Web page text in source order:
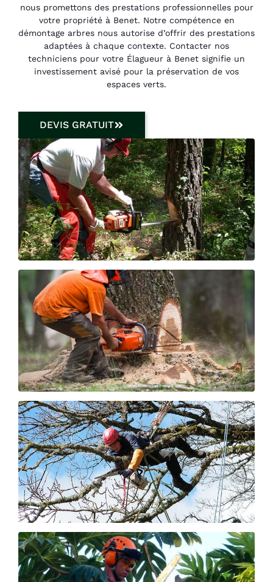
nous promettons des prestations professionnelles pour
votre propriété à Benet. Notre compétence en
démontage arbres nous autorise d’offrir des prestations
adaptées à chaque contexte. Contacter nos
techniciens pour votre Élagueur à Benet signifie un
investissement avisé pour la préservation de vos
espaces verts.
DEVIS GRATUIT